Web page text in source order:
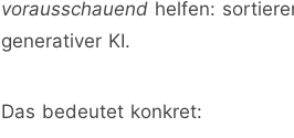
vorausschauend helfen:
generativer KI.
Das bedeutet konkret: